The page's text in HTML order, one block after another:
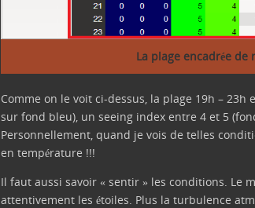
La plage encadrée
Comme on le voit ci-dessus, la plage 19h –
sur fond bleu), un seeing index entre 4 et 5
Personnellement, quand je vois de telles
en température !!!
Il faut aussi savoir « sentir » les conditions. Le
attentivement les étoiles. Plus la turbulence